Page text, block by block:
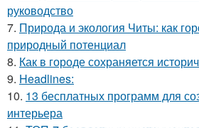
руководство
7. Природа и экология Читы: как
природный потенциал
8. Как в городе сохраняется
9. Headlines:
10. 13 бесплатных программ для
интерьера